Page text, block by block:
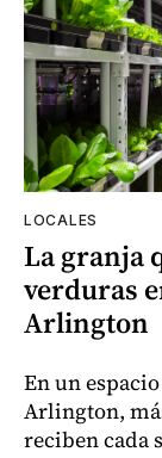
LOCALES
La granja
verduras
Arlington
En un
Arlington,
reciben cada